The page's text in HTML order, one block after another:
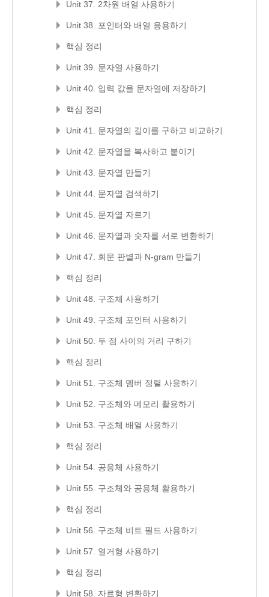
Unit 37. 2차원 배열 사용하기
Unit 38. 포인터와 배열 응용하기
핵심 정리
Unit 39. 문자열 사용하기
Unit 40. 입력 값을 문자열에 저장하기
핵심 정리
Unit 41. 문자열의 길이를 구하고 비교하기
Unit 42. 문자열을 복사하고 붙이기
Unit 43. 문자열 만들기
Unit 44. 문자열 검색하기
Unit 45. 문자열 자르기
Unit 46. 문자열과 숫자를 서로 변환하기
Unit 47. 회문 판별과 N-gram 만들기
핵심 정리
Unit 48. 구조체 사용하기
Unit 49. 구조체 포인터 사용하기
Unit 50. 두 점 사이의 거리 구하기
핵심 정리
Unit 51. 구조체 멤버 정렬 사용하기
Unit 52. 구조체와 메모리 활용하기
Unit 53. 구조체 배열 사용하기
핵심 정리
Unit 54. 공용체 사용하기
Unit 55. 구조체와 공용체 활용하기
핵심 정리
Unit 56. 구조체 비트 필드 사용하기
Unit 57. 열거형 사용하기
핵심 정리
Unit 58. 자료형 변환하기